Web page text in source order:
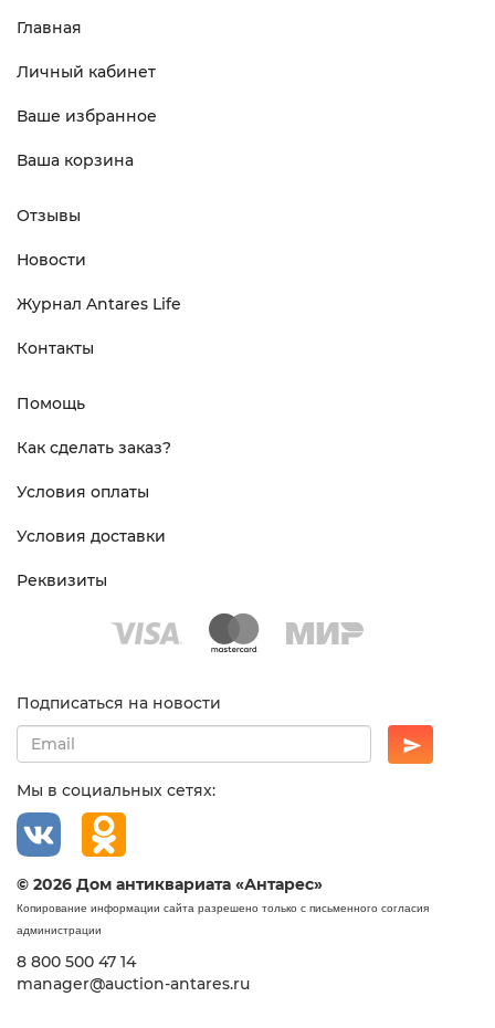
Главная
Личный кабинет
Ваше избранное
Ваша корзина
Отзывы
Новости
Журнал Antares Life
Контакты
Помощь
Как сделать заказ?
Условия оплаты
Условия доставки
Реквизиты
Подписаться на новости
Мы в социальных сетях:
© 2026 Дом антиквариата «Антарес»
Копирование информации сайта разрешено только с письменного согласия
администрации
8 800 500 47 14
manager@auction-antares.ru